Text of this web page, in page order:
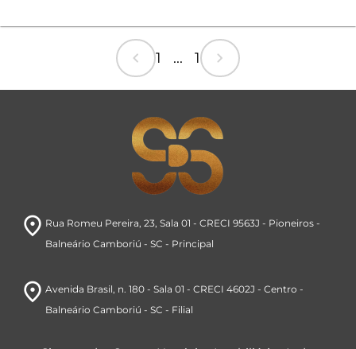
chevron_left 1 ... 1 chevron_right
room Rua Romeu Pereira, 23, Sala 01 - CRECI 9563J - Pioneiros-
Balneário Camboriú - SC - Principal
room Avenida Brasil, n. 180 - Sala 01 - CRECI 4602J - Centro -
Balneário Camboriú - SC - Filial